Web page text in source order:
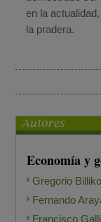
en la
la pradera.
Economía y
Gregorio
Fernando
Francisco Galli